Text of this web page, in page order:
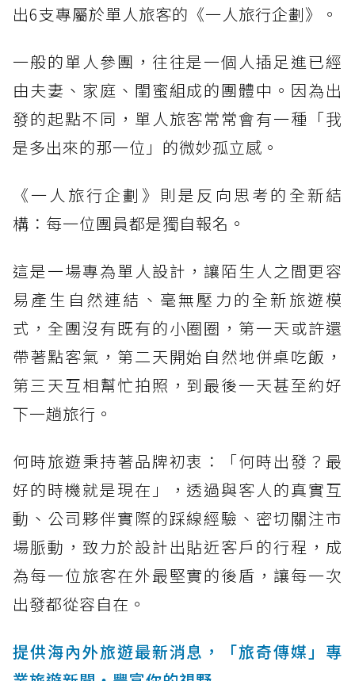
出6支專屬於單人旅客的《一人旅行企劃》。
一般的單人參團，往往是一個人插足進已經
由夫妻、家庭、閨蜜組成的團體中。因為出
發的起點不同，單人旅客常常會有一種「我
是多出來的那一位」的微妙孤立感。
《一人旅行企劃》則是反向思考的全新結
構：每一位團員都是獨自報名。
這是一場專為單人設計，讓陌生人之間更容
易產生自然連結、毫無壓力的全新旅遊模
式，全團沒有既有的小圈圈，第一天或許還
帶著點客氣，第二天開始自然地併桌吃飯，
第三天互相幫忙拍照，到最後一天甚至約好
下一趟旅行。
何時旅遊秉持著品牌初衷：「何時出發？最
好的時機就是現在」，透過與客人的真實互
動、公司夥伴實際的踩線經驗、密切關注市
場脈動，致力於設計出貼近客戶的行程，成
為每一位旅客在外最堅實的後盾，讓每一次
出發都從容自在。
提供海內外旅遊最新消息，「旅奇傳媒」專